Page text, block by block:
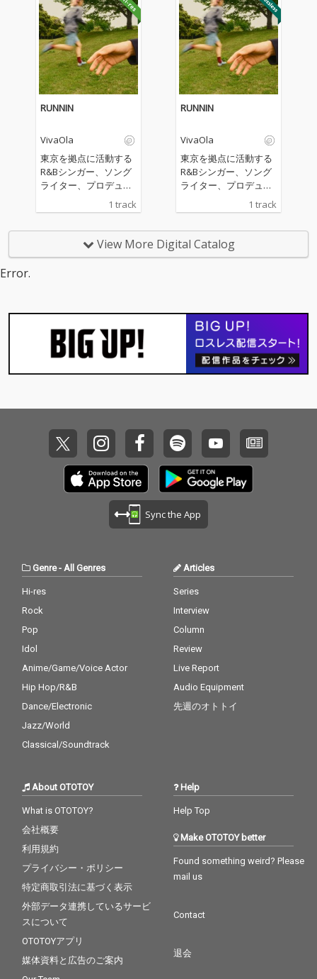
RUNNIN
VivaOla
東京を拠点に活動する
R&Bシンガー、ソング
ライター、プロデュー
港出身のR&Bアーティ
コラボ曲。 ２人はバー
クリ音楽大学時代の同
に待望のコラボレーシ
ョンが実現。
1 track
RUNNIN
VivaOla
東京を拠点に活動する
R&Bシンガー、ソング
ライター、プロデュー
港出身のR&Bアーティ
コラボ曲。 ２人はバー
クリ音楽大学時代の同
てきたが、今作でつい
に待望のコラボレーシ
ョンが実現。
1 track
View More Digital Catalog
Error.
Sync the App
Genre- All Genres
Hi-res
Rock
Pop
Idol
Anime/Game/Voice Actor
Hip Hop/R&B
Dance/Electronic
Jazz/World
Classical/Soundtrack
Articles
Series
Interview
Column
Review
Live Report
Audio Equipment
先週のオトトイ
About OTOTOY
What is OTOTOY?
会社概要
利用規約
プライバシー・ポリシー
特定商取引法に基づく表示
外部データ連携しているサービ
スについて
OTOTOYアプリ
媒体資料と広告のご案内
Help
Help Top
Make OTOTOY better
Found something weird? Please
mail us
Contact
退会